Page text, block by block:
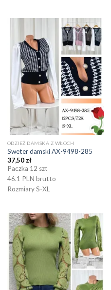
ODZIEŻ DAMSKA Z WŁOCH
Sweter damski AX-9498-285
37,50zł
Paczka 12 szt
46.1 PLN brutto
Rozmiary S-XL